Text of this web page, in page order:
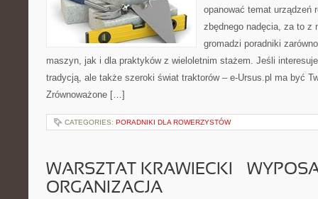
opanować temat urządzeń
zbędnego nadęcia, za to z
gromadzi poradniki
maszyn, jak i dla praktyków z wieloletnim stażem. Jeśli
tradycją, ale także szeroki świat traktorów – e-Ursus.pl ma być
Zrównoważone […]
CATEGORIES: PORADNIKI DLA ROWERZYSTÓW
WARSZTAT KRAWIECKI –
ORGANIZACJA